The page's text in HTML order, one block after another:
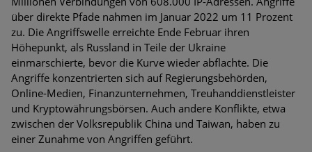
über direkte Pfade nahmen im Januar 2022 um 11 Prozent
zu. Die Angriffswelle erreichte Ende Februar ihren
Höhepunkt, als Russland in Teile der Ukraine
einmarschierte, bevor die Kurve wieder abflachte. Die
Angriffe konzentrierten sich auf Regierungsbehörden,
Online-Medien, Finanzunternehmen, Treuhanddienstleister
und Kryptowährungsbörsen. Auch andere Konflikte, etwa
zwischen der Volksrepublik China und Taiwan, haben zu
einer Zunahme von Angriffen geführt.